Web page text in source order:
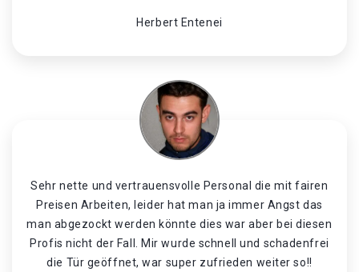
Herbert Entenei
Sehr nette und vertrauensvolle Personal die mit fairen
Preisen Arbeiten, leider hat man ja immer Angst das
man abgezockt werden könnte dies war aber bei diesen
Profis nicht der Fall. Mir wurde schnell und schadenfrei
die Tür geöffnet, war super zufrieden weiter so!!